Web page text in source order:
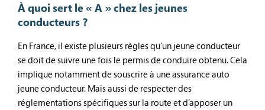
À quoi sert le « A » chez les jeunes
conducteurs ?
En France, il existe plusieurs règles qu’un jeune conducteur
se doit de suivre une fois le permis de conduire obtenu. Cela
implique notamment de souscrire à une assurance auto
jeune conducteur. Mais aussi de respecter des
réglementations spécifiques sur la route et d’apposer un